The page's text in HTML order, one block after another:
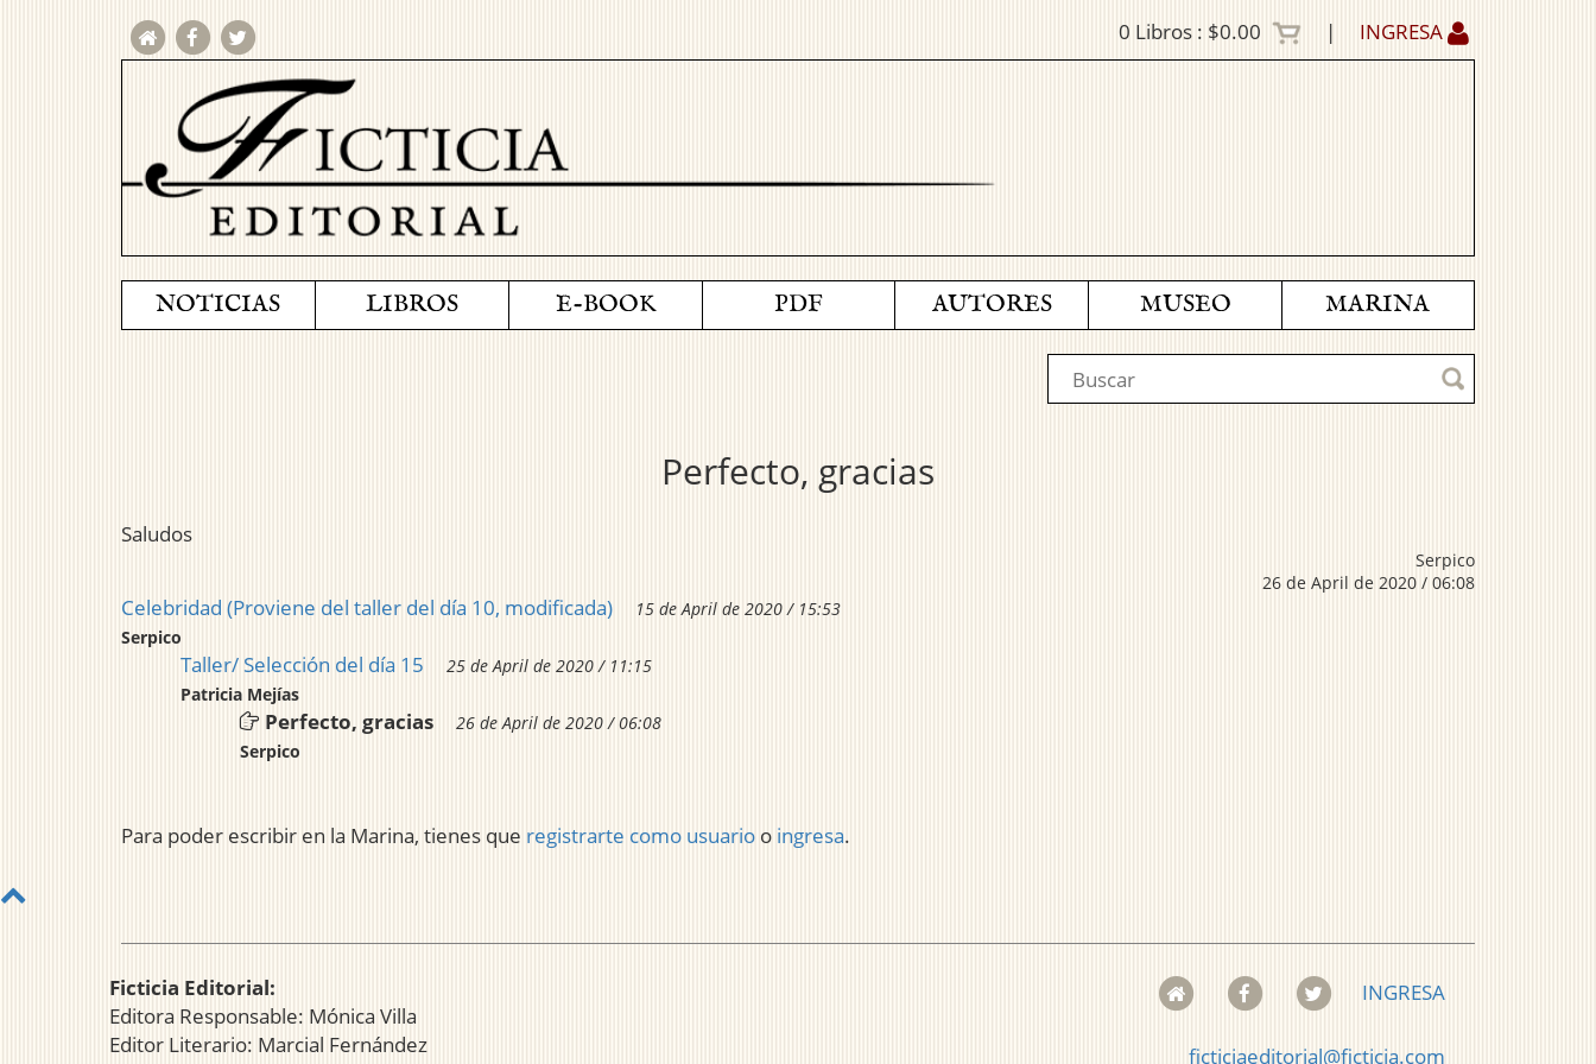
0 Libros : $0.00 | INGRESA
NOTICIAS LIBROS E-BOOK PDF AUTORES MUSEO MARINA
Perfecto, gracias
Saludos
Serpico
26 de April de 2020 / 06:08
Celebridad (Proviene del taller del día 10, modificada)
15 de April de 2020 / 15:53
Serpico
Taller/ Selección del día 15
25 de April de 2020 / 11:15
Patricia Mejías
Perfecto, gracias
26 de April de 2020 / 06:08
Serpico
Para poder escribir en la Marina, tienes que registrarte como usuario o ingresa.
Ficticia Editorial:
Editora Responsable: Mónica Villa
Editor Literario: Marcial Fernández
INGRESA
ficticiaeditorial@ficticia.com